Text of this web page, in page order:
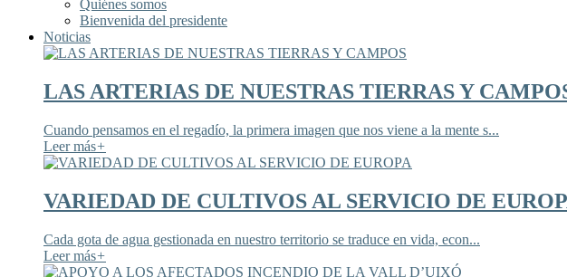
Quiénes somos
Bienvenida del presidente
Noticias
LAS ARTERIAS DE NUESTRAS TIERRAS Y
Cuando pensamos en el regadío, la primera imagen que nos viene a la mente s...
Leer más+
VARIEDAD DE CULTIVOS AL SERVICIO DE
Cada gota de agua gestionada en nuestro territorio se traduce en vida, econ...
Leer más+